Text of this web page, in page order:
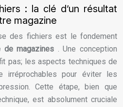
: la clé d’un résultat
magazine
des fichiers est le fondement
de magazines . Une conception
pas; les aspects techniques de
irréprochables pour éviter les
Cette étape, bien que
est absolument cruciale